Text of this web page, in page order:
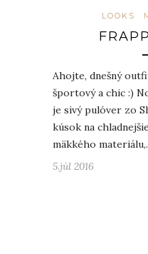
LOOKS
Ahojte, dnešný
športový a chic :)
je sivý pulóver zo
kúsok na
mäkkého
5.júl 2016